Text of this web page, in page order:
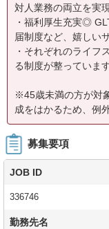
対人業務の両立を実
・福利厚生充実◎
届制度など、嬉しい
・それぞれのライフ
る制度が整っています
※45歳未満の方が対
成をはかるため、例
募集要項
JOB ID
336746
勤務先名